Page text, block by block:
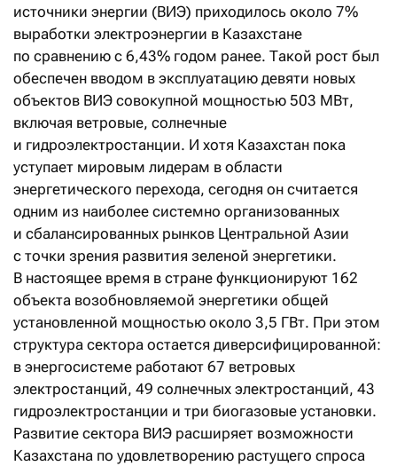
источники энергии (ВИЭ) приходилось около 7%
выработки электроэнергии в Казахстане
по сравнению с 6,43% годом ранее. Такой рост был
обеспечен вводом в эксплуатацию девяти новых
объектов ВИЭ совокупной мощностью 503 МВт,
включая ветровые, солнечные
и гидроэлектростанции. И хотя Казахстан пока
уступает мировым лидерам в области
энергетического перехода, сегодня он считается
одним из наиболее системно организованных
и сбалансированных рынков Центральной Азии
с точки зрения развития зеленой энергетики.
В настоящее время в стране функционируют 162
объекта возобновляемой энергетики общей
установленной мощностью около 3,5 ГВт. При этом
структура сектора остается диверсифицированной:
в энергосистеме работают 67 ветровых
электростанций, 49 солнечных электростанций, 43
гидроэлектростанции и три биогазовые установки.
Развитие сектора ВИЭ расширяет возможности
Казахстана по удовлетворению растущего спроса